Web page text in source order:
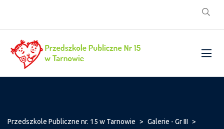
Przedszkole Publiczne nr. 15 w Tarnowie > Galerie - Gr III >